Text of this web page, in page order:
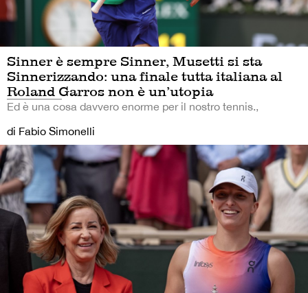
Sinner è sempre Sinner, Musetti si sta
Sinnerizzando: una finale tutta italiana al
Roland Garros non è un’utopia
Ed è una cosa davvero enorme per il nostro tennis.,
di Fabio Simonelli